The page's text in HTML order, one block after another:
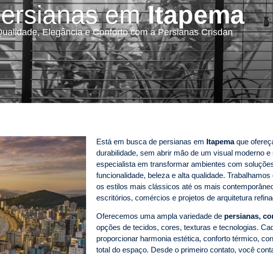
emItapema
Elegância e Conforto com a Persianas Crisdan
Está em busca de persianas em Itapemaque
durabilidade, sem abrir mão de um visual moderno e
especialista em transformar ambientes com
funcionalidade, beleza e alta qualidade.
os estilos mais clássicos até os mais
escritórios, comércios e projetos de arquitetura
Oferecemos uma ampla variedade de persianas,
opções de tecidos, cores, texturas e tecnologias.
proporcionar harmonia estética, conforto térmico,
total do espaço. Desde o primeiro contato, você